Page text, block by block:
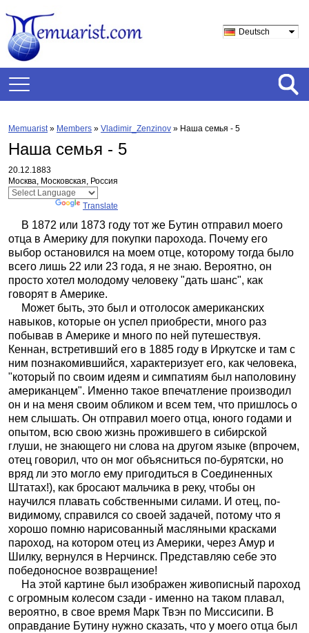
Deutsch
Memuarist» Members » Vladimir_Zenzinov » Наша семья - 5
Наша семья - 5
20.12.1883
Москва, Московская, Россия
Translate
В 1872 или 1873 году тот же Бутин отправил моего
отца в Америку для покупки парохода. Почему его
выбор остановился на моем отце, которому тогда было
всего лишь 22 или 23 года, я не знаю. Вероятно, он
просто хотел молодому человеку "дать шанс", как
говорят в Америке.
Может быть, это был и отголосок американских
навыков, которые он успел приобрести, много раз
побывав в Америке и много по ней путешествуя.
Кеннан, встретивший его в 1885 году в Иркутске и там с
ним познакомившийся, характеризует его, как человека,
"который по своим идеям и симпатиям был наполовину
американцем". Именно такое впечатление производил
он и на меня своим обликом и всем тем, что пришлось о
нем слышать. Он отправил моего отца, юного годами и
опытом, всю свою жизнь прожившего в сибирской
глуши, не знающего ни слова на другом языке (впрочем,
отец говорил, что он мог объясниться по-бурятски, но
вряд ли это могло ему пригодиться в Соединенных
Штатах!), как бросают мальчика в реку, чтобы он
научился плавать собственными силами. И отец, по-
видимому, справился со своей задачей, потому что я
хорошо помню нарисованный масляными красками
пароход, на котором отец из Америки, через Амур и
Шилку, вернулся в Нерчинск. Представляю себе это
победоносное возвращение!
На этой картине был изображен живописный пароход
с огромным колесом сзади - именно на таком плавал,
вероятно, в свое время Марк Твэн по Миссисипи. В
оправдание Бутину нужно сказать, что у моего отца был